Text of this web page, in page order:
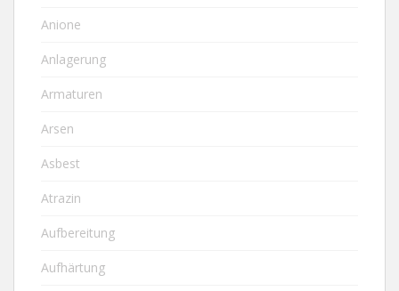
Anione
Anlagerung
Armaturen
Arsen
Asbest
Atrazin
Aufbereitung
Aufhärtung